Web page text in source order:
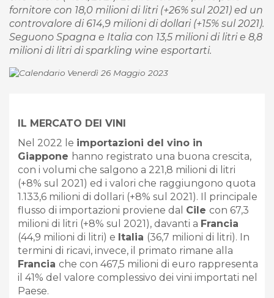
fornitore con 18,0 milioni di litri (+26% sul 2021) ed un
controvalore di 614,9 milioni di dollari (+15% sul 2021).
Seguono Spagna e Italia con 13,5 milioni di litri e 8,8
milioni di litri di sparkling wine esportarti.
Venerdì 26 Maggio 2023
IL MERCATO DEI VINI
Nel 2022 le importazioni del vino in
Giappone hanno registrato una buona crescita,
con i volumi che salgono a 221,8 milioni di litri
(+8% sul 2021) ed i valori che raggiungono quota
1.133,6 milioni di dollari (+8% sul 2021). Il principale
flusso di importazioni proviene dal Cile con 67,3
milioni di litri (+8% sul 2021), davanti a Francia
(44,9 milioni di litri) e Italia (36,7 milioni di litri). In
termini di ricavi, invece, il primato rimane alla
Francia che con 467,5 milioni di euro rappresenta
il 41% del valore complessivo dei vini importati nel
Paese.